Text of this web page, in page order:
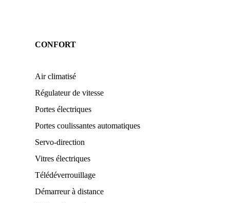
CONFORT
Air climatisé
Régulateur de vitesse
Portes électriques
Portes coulissantes automatiques
Servo-direction
Vitres électriques
Télédéverrouillage
Démarreur à distance